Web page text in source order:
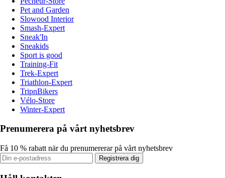
Pet and Garden
Slowood Interior
Smash-Expert
Sneak'In
Sneakids
Sport is good
Training-Fit
Trek-Expert
Triathlon-Expert
TripnBikers
Vélo-Store
Winter-Expert
Prenumerera på vårt nyhetsbrev
Få 10 % rabatt när du prenumererar på vårt nyhetsbrev
Registrera dig